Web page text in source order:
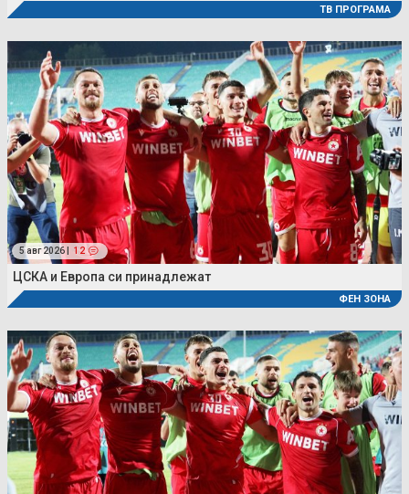
ТВ ПРОГРАМА
5 авг 2026 | 12
ЦСКА и Европа си принадлежат
ФЕН ЗОНА